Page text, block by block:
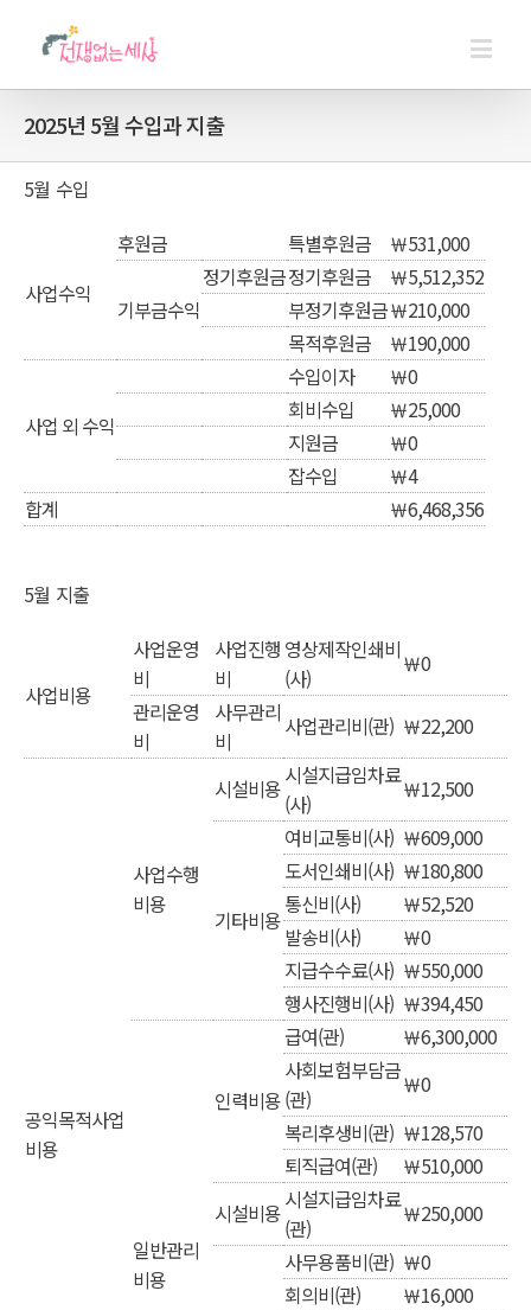
2025년 5월 수입과 지출
5월 수입
사업수익
후원금 특별후원금 ￦531,000
기부금수익
정기후원금정기후원금
￦5,512,352
부정기후원금￦210,000
목적후원금
￦190,000
사업 외 수익
수입이자
￦0
회비수입
￦25,000
지원금
￦0
잡수입
￦4
합계
￦6,468,356
5월 지출
사업비용
사업운영
비
사업진행
비
영상제작인쇄비
(사)
￦0
관리운영
비
사무관리
비
사업관리비(관) ￦22,200
공익목적사업
비용
사업수행
비용
시설비용시설지급임차료
(사)
￦12,500
기타비용
여비교통비(사) ￦609,000
도서인쇄비(사) ￦180,800
통신비(사)
￦52,520
발송비(사)
￦0
지급수수료(사) ￦550,000
행사진행비(사) ￦394,450
일반관리
비용
인력비용
급여(관)
￦6,300,000
사회보험부담금
(관)
￦0
복리후생비(관) ￦128,570
퇴직급여(관)
￦510,000
시설비용시설지급임차료
(관)
￦250,000
사무용품비(관) ￦0
회의비(관)
￦16,000